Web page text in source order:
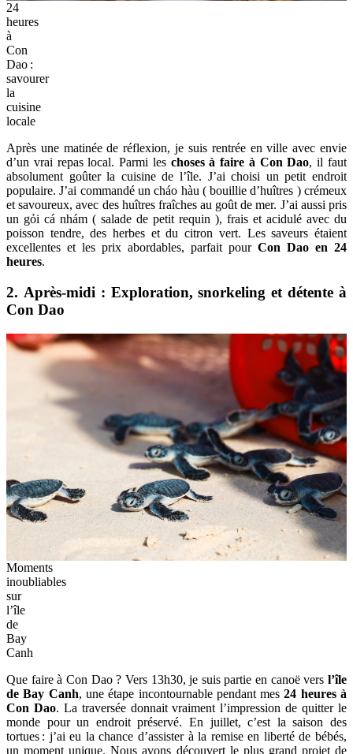
24
heures
à
Con
Dao :
savourer
la
cuisine
locale
Après une matinée de réflexion, je suis rentrée en ville avec envie
d’un vrai repas local. Parmi les choses à faire à Con Dao, il faut
absolument goûter la cuisine de l’île. J’ai choisi un petit endroit
populaire. J’ai commandé un cháo hàu ( bouillie d’huîtres ) crémeux
et savoureux, avec des huîtres fraîches au goût de mer. J’ai aussi pris
un gỏi cá nhám ( salade de petit requin ), frais et acidulé avec du
poisson tendre, des herbes et du citron vert. Les saveurs étaient
excellentes et les prix abordables, parfait pourCon Dao en 24
heures.
2. Après-midi : Exploration, snorkeling et détente à
Con Dao
Moments
inoubliables
sur
l’île
de
Bay
Canh
Que faire à Con Dao ? Vers 13h30, je suis partie en canoë versl’île
de Bay Canh, une étape incontournable pendant mes24 heures à
Con Dao. La traversée donnait vraiment l’impression de quitter le
monde pour un endroit préservé. En juillet, c’est la saison des
tortues : j’ai eu la chance d’assister à la remise en liberté de bébés,
un moment unique. Nous avons découvert le plus grand projet de